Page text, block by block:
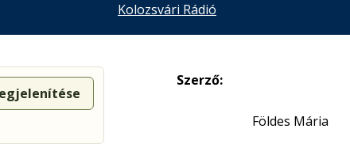
Kolozsvári Rádió
Szerző:
Földes Mária